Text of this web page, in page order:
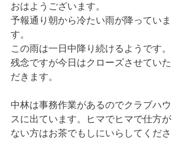
おはようございます。
予報通り朝から冷たい雨が降っていま
す。
この雨は一日中降り続けるようです。
残念ですが今日はクローズさせていた
だきます。
中林は事務作業があるのでクラブハウ
スに出ています。ヒマでヒマで仕方が
ない方はお茶でもしにいらしてくださ